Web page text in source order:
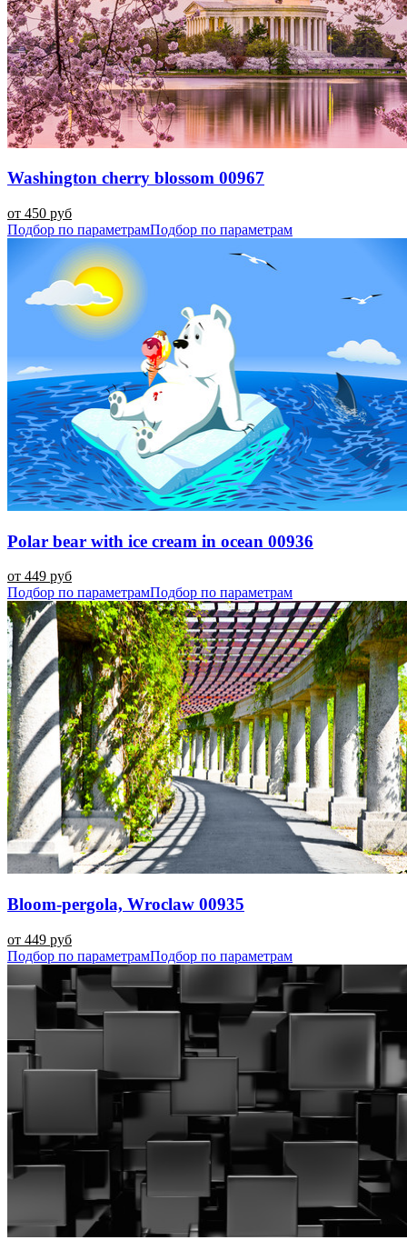
Washington cherry blossom 00967
от 450 руб
Подбор по параметрамПодбор по параметрам
Polar bear with ice cream in ocean 00936
от 449 руб
Подбор по параметрамПодбор по параметрам
Bloom-pergola, Wroclaw 00935
от 449 руб
Подбор по параметрамПодбор по параметрам